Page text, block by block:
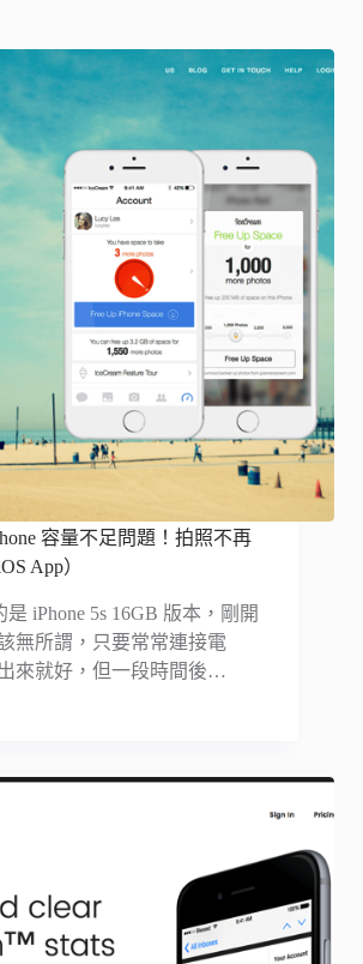
容量不足問題！拍照不再
App）
是 iPhone 5s 16GB 版本，剛開
無所謂，只要常常連接電
來就好，但一段時間後…